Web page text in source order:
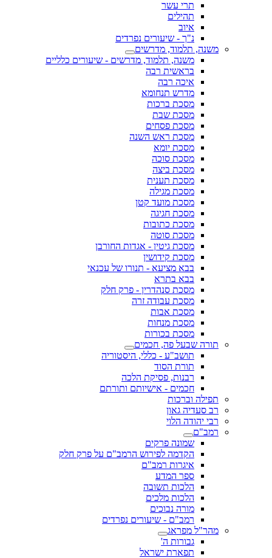
תרי עשר
תהילים
איוב
נ"ך - שיעורים נפרדים
משנה, תלמוד, מדרשים
משנה, תלמוד, מדרשים - שיעורים כלליים
בראשית רבה
איכה רבה
מדרש תנחומא
מסכת ברכות
מסכת שבת
מסכת פסחים
מסכת ראש השנה
מסכת יומא
מסכת סוכה
מסכת ביצה
מסכת תענית
מסכת מגילה
מסכת מועד קטן
מסכת חגיגה
מסכת כתובות
מסכת סוטה
מסכת גיטין - אגדות החורבן
מסכת קידושין
בבא מציעא - תנורו של עכנאי
בבא בתרא
מסכת סנהדרין - פרק חלק
מסכת עבודה זרה
מסכת אבות
מסכת מנחות
מסכת בכורות
תורה שבעל פה, חכמים
תושב"ע - כללי, היסטוריה
תורת הסוד
רבנות, פסיקת הלכה
חכמים - אישיותם ותורתם
תפילה וברכות
רב סעדיה גאון
רבי יהודה הלוי
רמב"ם
שמונה פרקים
הקדמה לפירוש הרמב"ם על פרק חלק
איגרות רמב"ם
ספר המדע
הלכות תשובה
הלכות מלכים
מורה נבוכים
רמב"ם - שיעורים נפרדים
מהר"ל מפראג
גבורות ה'
תפארת ישראל